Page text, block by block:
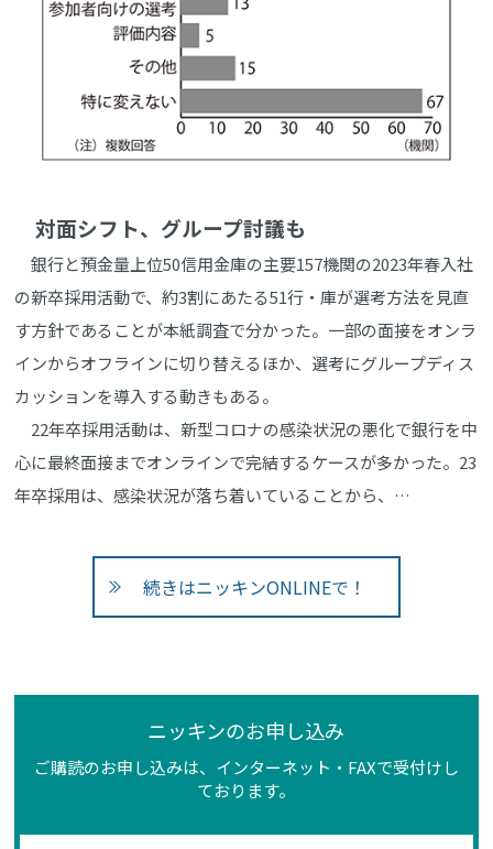
対面シフト、グループ討議も
銀行と預金量上位50信用金庫の主要157機関の2023年春入社
の新卒採用活動で、約3割にあたる51行・庫が選考方法を見直
す方針であることが本紙調査で分かった。一部の面接をオンラ
インからオフラインに切り替えるほか、選考にグループディス
カッションを導入する動きもある。
22年卒採用活動は、新型コロナの感染状況の悪化で銀行を中
心に最終面接までオンラインで完結するケースが多かった。23
年卒採用は、感染状況が落ち着いていることから、…
続きはニッキンONLINEで！
ニッキンのお申し込み
ご購読のお申し込みは、インターネット・FAXで受付けし
ております。